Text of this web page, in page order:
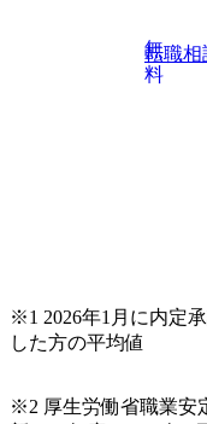
無
料
転職相
※1 2026年1月に内定
した方の平均値
※2 厚生労働省職業安